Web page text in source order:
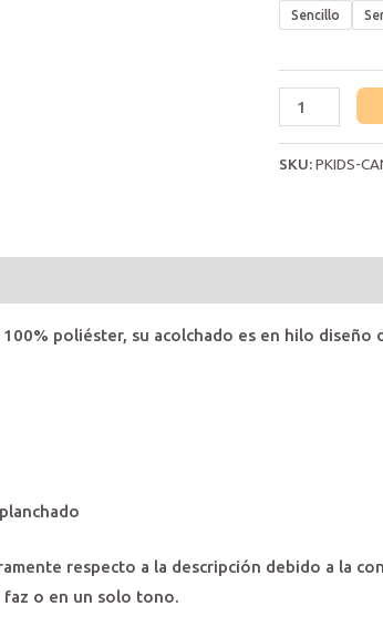
Sencillo
Edredón
Kids
Cane
SKU:PKIDS-
poliéster, su acolchado es en hilo
respecto a la descripción debido a la
faz o en un solo tono.